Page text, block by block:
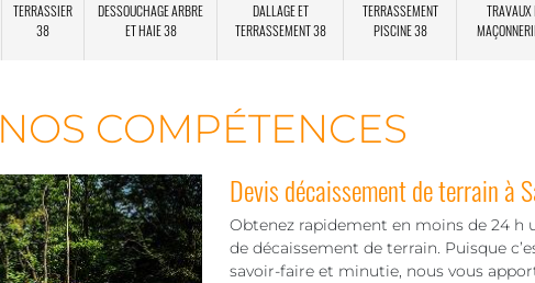
TERRASSIER
38
DESSOUCHAGE ARBRE
ET HAIE 38
DALLAGE ET
TERRASSEMENT 38
TERRASSEMENT
PISCINE 38
TRAVAUX
NOS COMPÉTENCES
Devis décaissement de terrain à
Obtenez rapidement en moins de 24
de décaissement de terrain. Puisque
savoir-faire et minutie, nous vous